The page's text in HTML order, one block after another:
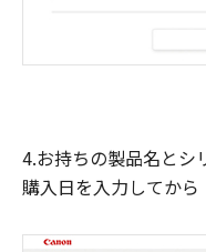
4.お持ちの製品名とシ
購入日を入力してか